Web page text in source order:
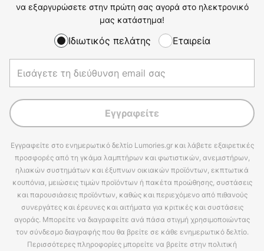
να εξαργυρώσετε στην πρώτη σας αγορά στο ηλεκτρονικό
μας κατάστημα!
Ιδιωτικός πελάτης Εταιρεία
Εγγραφείτε
Εγγραφείτε στο ενημερωτικό δελτίο Lumories.gr και λάβετε εξαιρετικές
προσφορές από τη γκάμα λαμπτήρων και φωτιστικών, ανεμιστήρων,
ηλιακών συστημάτων και έξυπνων οικιακών προϊόντων, εκπτωτικά
κουπόνια, μειώσεις τιμών προϊόντων ή πακέτα προώθησης, συστάσεις
και παρουσιάσεις προϊόντων, καθώς και περιεχόμενο από πιθανούς
συνεργάτες και έρευνες και αιτήματα για κριτικές και συστάσεις
αγοράς. Μπορείτε να διαγραφείτε ανά πάσα στιγμή χρησιμοποιώντας
τον σύνδεσμο διαγραφής που θα βρείτε σε κάθε ενημερωτικό δελτίο.
Περισσότερες πληροφορίες μπορείτε να βρείτε στην πολιτική